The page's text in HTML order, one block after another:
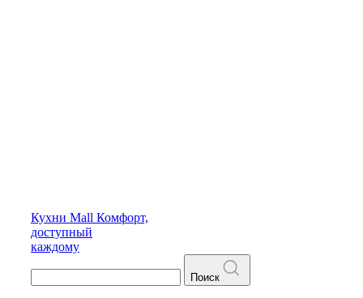
Кухни Mall Комфорт,
доступный
каждому
Поиск